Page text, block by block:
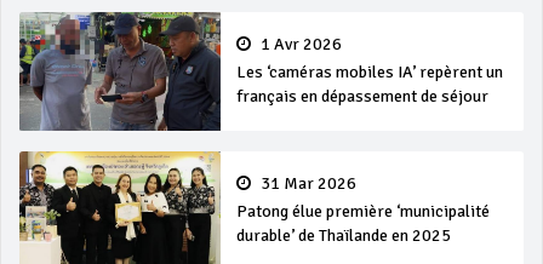
1 Avr 2026
Les ‘caméras mobiles IA’ repèrent un
français en dépassement de séjour
31 Mar 2026
Patong élue première ‘municipalité
durable’ de Thaïlande en 2025